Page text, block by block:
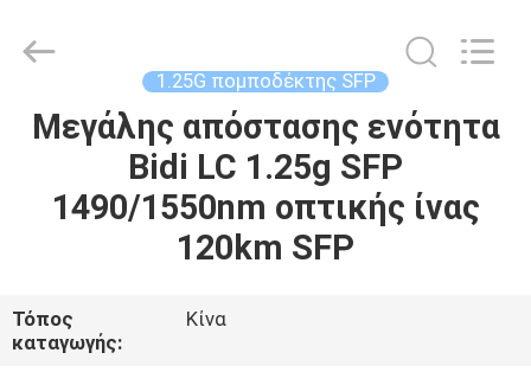
ΣΠΊΤΙ
ΠΡΟΪΌΝΤΑ
ΕΜΕΊΣ
Rights
1.25G πομποδέκτης SFP
Μεγάλης απόστασης ενότητα
Bidi LC 1.25g SFP
1490/1550nm οπτικής ίνας
120km SFP
Τόπος
καταγωγής:
Κίνα